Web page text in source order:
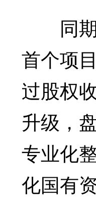
同期
首个项
过股权
升级，
专业化
化国有